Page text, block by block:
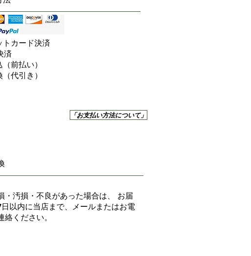
トカード決済
済
（前払い）
（代引き）
「お支払い方法について」
・汚損・不良があった場合は、 お届
以内に当店まで、メールまたはお電
絡ください。